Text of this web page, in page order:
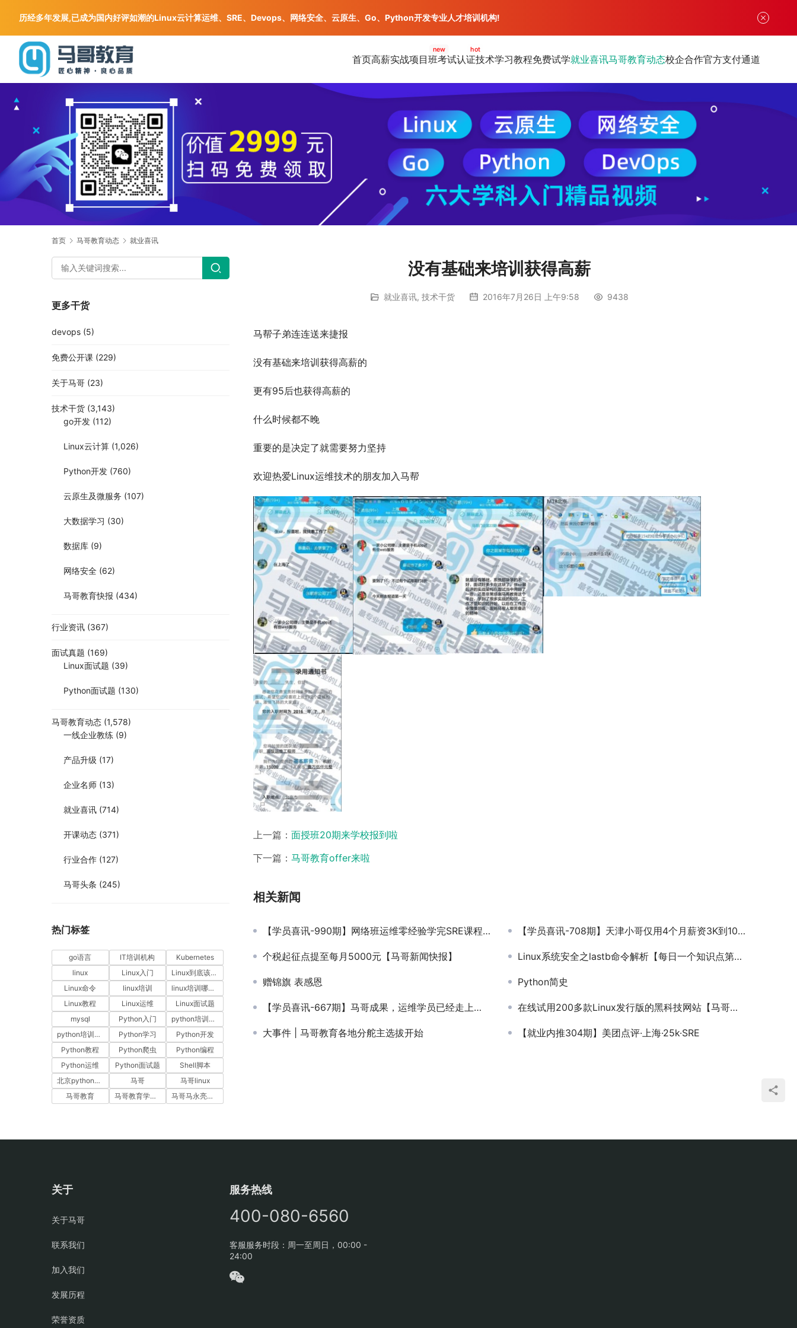
首页高薪实战项目班
new
考试认证
hot
技术学习教程免费试学就业喜讯马哥教育动态校企合作官方支付通道
首页 马哥教育动态 就业喜讯
没有基础来培训获得高薪
就业喜讯, 技术干货 2016年7月26日 上午9:58 9438
马帮子弟连连送来捷报
没有基础来培训获得高薪的
更有95后也获得高薪的
什么时候都不晚
重要的是决定了就需要努力坚持
欢迎热爱Linux运维技术的朋友加入马帮
上一篇： 面授班20期来学校报到啦
下一篇： 马哥教育offer来啦
相关新闻
【学员喜讯-990期】网络班运维零经验学完SRE课程顺利转行就业12k 【学员喜讯-708期】天津小哥仅用4个月薪资3K到10K，马哥教育帮你月入过万！
个税起征点提至每月5000元【马哥新闻快报】 Linux系统安全之lastb命令解析【每日一个知识点第92期-Linux】
赠锦旗 表感恩 Python简史
【学员喜讯-667期】马哥成果，运维学员已经走上了管理成功收获年薪31W 在线试用200多款Linux发行版的黑科技网站【马哥教育新闻快报】
大事件 | 马哥教育各地分舵主选拔开始 【就业内推304期】美团点评·上海·25k·SRE
更多干货
devops (5)
免费公开课 (229)
关于马哥 (23)
技术干货 (3,143)
go开发 (112)
Linux云计算 (1,026)
Python开发 (760)
云原生及微服务 (107)
大数据学习 (30)
数据库 (9)
网络安全 (62)
马哥教育快报 (434)
行业资讯 (367)
面试真题 (169)
Linux面试题 (39)
Python面试题 (130)
马哥教育动态 (1,578)
一线企业教练 (9)
产品升级 (17)
企业名师 (13)
就业喜讯 (714)
开课动态 (371)
行业合作 (127)
马哥头条 (245)
热门标签
go语言 IT培训机构
Kubernetes
linux
Linux入门
Linux到底该怎样学？
Linux命令
linux培训
linux培训哪家好
Linux教程
Linux运维
Linux面试题
mysql
Python入门
python培训哪家好
python培训排名
Python学习
Python开发
Python教程
Python爬虫
Python编程
Python运维
Python面试题
Shell脚本
北京python培训
马哥
马哥linux
马哥教育
马哥教育学员故事 马哥马永亮，马哥linux讲师，马哥教育ceo
关于
关于马哥
联系我们
加入我们
发展历程
荣誉资质
服务热线
400-080-6560
客服服务时段：周一至周日，00:00 -
24:00
历经多年发展,已成为国内好评如潮的Linux云计算运维、SRE、Devops、网络安全、云原生、Go、Python开发专业人才培训机构!